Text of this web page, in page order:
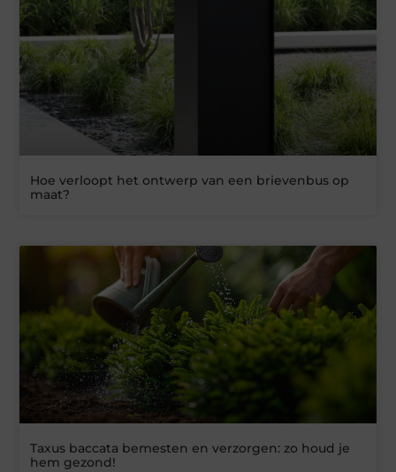
Hoe verloopt het ontwerp van een brievenbus op
maat?
Taxus baccata bemesten en verzorgen: zo houd je
hem gezond!